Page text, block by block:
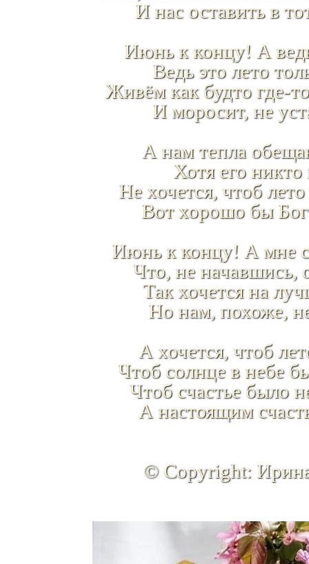
И нас оставить в
Июнь к концу! А
Ведь это лето
Живём как будто где-
И моросит, не
А нам тепла
Хотя его
Не хочется, чтоб
Вот хорошо бы
Июнь к концу! А мне
Что, не начавшись,
Так хочется на
Но нам, похоже, не
А хочется, чтоб
Чтоб солнце в небе
Чтоб счастье было
А настоящим
© Copyright: